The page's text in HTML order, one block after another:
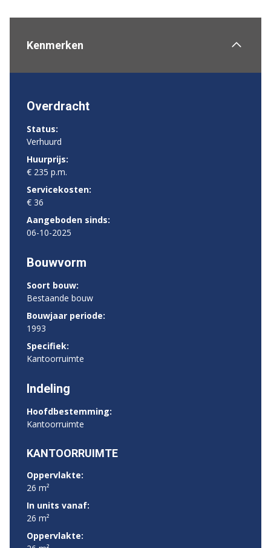
Kenmerken
Overdracht
Status:
Verhuurd
Huurprijs:
€ 235 p.m.
Servicekosten:
€ 36
Aangeboden sinds:
06-10-2025
Bouwvorm
Soort bouw:
Bestaande bouw
Bouwjaar periode:
1993
Specifiek:
Kantoorruimte
Indeling
Hoofdbestemming:
Kantoorruimte
KANTOORRUIMTE
Oppervlakte:
26 m²
In units vanaf:
26 m²
Oppervlakte: